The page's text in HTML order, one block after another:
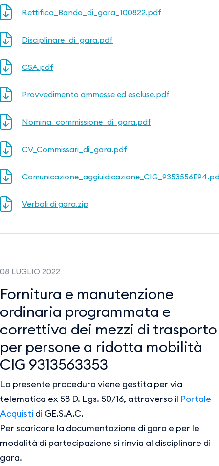
Rettifica_Bando_di_gara_100822.pdf
Disciplinare_di_gara.pdf
CSA.pdf
Provvedimento ammesse ed escluse.pdf
Nomina_commissione_di_gara.pdf
CV_Commissari_di_gara.pdf
Verbali di gara.zip
08 LUGLIO 2022
Fornitura e manutenzione
ordinaria programmata e
correttiva dei mezzi di trasporto
per persone a ridotta mobilità
CIG 9313563353
La presente procedura viene gestita per via
telematica ex 58 D. Lgs. 50/16, attraverso il Portale
Acquisti di GE.S.A.C.
Per scaricare la documentazione di gara e per le
modalità di partecipazione si rinvia al disciplinare di
gara.